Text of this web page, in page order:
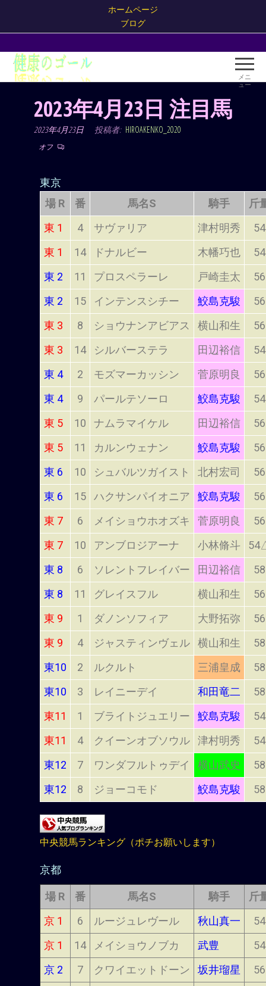
ホームページ
ブログ
の
ゴー
ル！
ール
がギ
ャン
ブル
だ！
メニ
ュー
2023年4月23日 注目馬
2023年4月23日 投稿者: HIROAKENKO_2020
オフ
東京
場 R
番 馬名S 騎手
斤
東 1
4 サヴァリア 津村明秀
54
東 1
14 ドナルビー 木幡巧也
54
東 2
11 プロスペラーレ 戸崎圭太
56
東 2
15 インテンスシチー 鮫島克駿
56
東 3
8 ショウナンアビアス 横山和生
56
東 3
14 シルバーステラ 田辺裕信
54
東 4
2 モズマーカッシン 菅原明良
56
東 4
9 パールテソーロ 鮫島克駿
54
東 5
10 ナムラマイケル 田辺裕信
56
東 5
11 カルンウェナン 鮫島克駿
56
東 6
10 シュバルツガイスト 北村宏司
56
東 6
15 ハクサンパイオニア 鮫島克駿
56
東 7
6 メイショウホオズキ 菅原明良
56
東 7
10 アンブロジアーナ 小林脩斗
東 8
6 ソレントフレイバー 田辺裕信
58
東 8
11 グレイスフル 横山和生
56
東 9
1 ダノンソフィア 大野拓弥
56
東 9
4 ジャスティンヴェル 横山和生
58
東10
2 ルクルト 三浦皇成
58
東10
3 レイニーデイ 和田竜二
58
東11
1 ブライトジュエリー 鮫島克駿
54
東11
4 クイーンオブソウル 津村明秀
54
東12
7 ワンダフルトゥデイ 横山武史
58
東12
8 ジョーコモド 鮫島克駿 58
中央競馬ランキング（ポチお願いします）
京都
場 R 番 馬名S 騎手
斤
京 1
6 ルージュレヴール 秋山真一
54
京 1
14 メイショウノブカ 武豊
54
京 2
7 クワイエットドーン 坂井瑠星
56